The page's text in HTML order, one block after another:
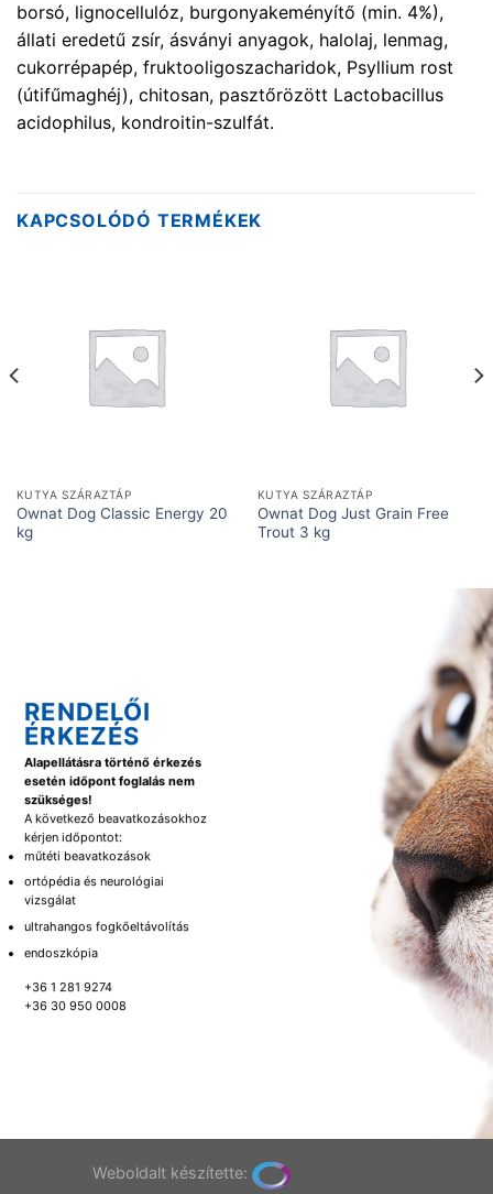
borsó, lignocellulóz, burgonyakeményítő (min. 4%),
állati eredetű zsír, ásványi anyagok, halolaj, lenmag,
cukorrépapép, fruktooligoszacharidok, Psyllium rost
(útifűmaghéj), chitosan, pasztőrözött Lactobacillus
acidophilus, kondroitin-szulfát.
KAPCSOLÓDÓ TERMÉKEK
KUTYA SZÁRAZTÁP
Ownat Dog Classic Energy 20
kg
KUTYA SZÁRAZTÁP
Ownat Dog Just Grain Free
Trout 3 kg
RENDELŐI
ÉRKEZÉS
Alapellátásra történő érkezés
esetén időpont foglalás nem
szükséges!
A következő beavatkozásokhoz
kérjen időpontot:
műtéti beavatkozások
ortópédia és neurológiai
vizsgálat
ultrahangos fogkőeltávolítás
endoszkópia
+36 1 281 9274
+36 30 950 0008
Weboldalt készítette: